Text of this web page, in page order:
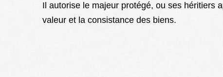
Il autorise le majeur protégé, ou ses héritiers
valeur et la consistance des biens.